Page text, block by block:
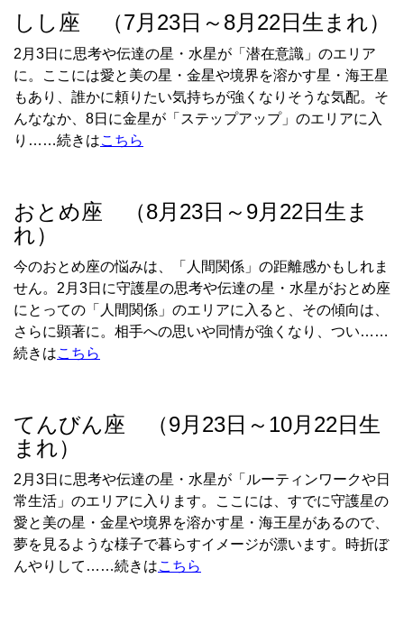
しし座 （7月23日～8月22日生まれ）
2 月 3日に思考や伝達の星・水星が「潜在意識」のエリア
に。ここには愛と美の星・金星や境界を溶かす星・海王星
もあり、誰かに頼りたい気持ちが強くなりそうな気配。そ
んななか、 8日に金星が「ステップアップ」のエリアに入
り……続きはこちら
おとめ座 （8月23日～9月22日生ま
れ）
今のおとめ座の悩みは、「人間関係」の距離感かもしれま
せん。 2 月 3日に守護星の思考や伝達の星・水星がおとめ座
にとっての「人間関係」のエリアに入ると、その傾向は、
さらに顕著に。相手への思いや同情が強くなり、つい……
続きはこちら
てんびん座 （9月23日～10月22日生
まれ）
2 月 3日に思考や伝達の星・水星が「ルーティンワークや日
常生活」のエリアに入ります。ここには、すでに守護星の
愛と美の星・金星や境界を溶かす星・海王星があるので、
夢を見るような様子で暮らすイメージが漂います。時折ぼ
んやりして……続きはこちら